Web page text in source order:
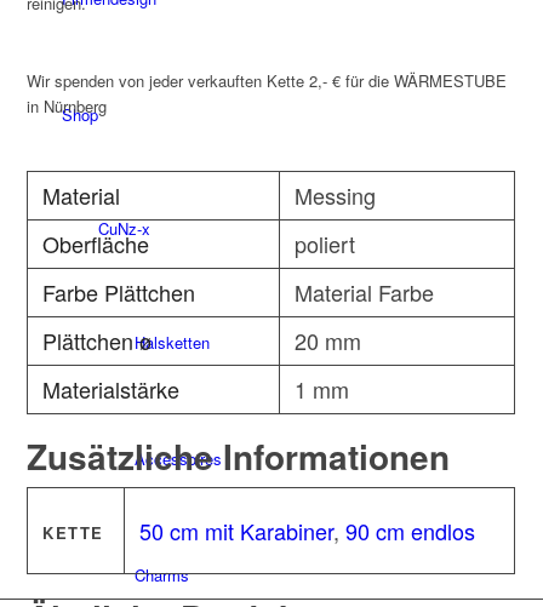
Shop
CuNz-x
Halsketten
Accessoires
Charms
Wir spenden von jeder verkauften Kette 2,- € für die WÄRMESTUBE
in Nürnberg
Material
Messing
Oberfläche
poliert
Farbe Plättchen
Material Farbe
Plättchen ø
20 mm
Materialstärke
1 mm
Zusätzliche Informationen
KETTE 50 cm mit Karabiner,90 cm endlos